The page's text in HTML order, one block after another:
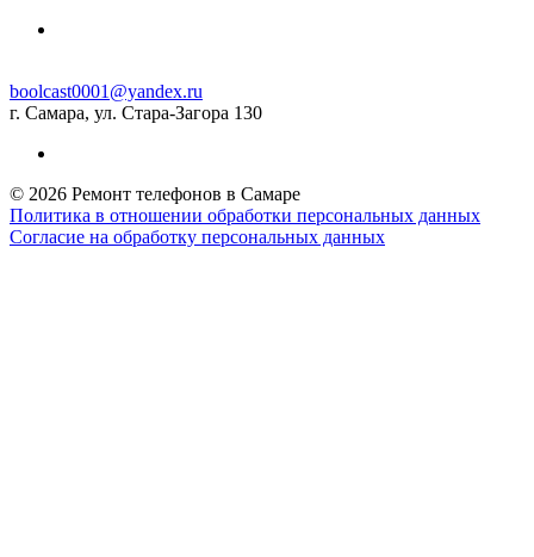
boolcast0001@yandex.ru
г. Самара, ул. Стара-Загора 130
© 2026 Ремонт телефонов в Самаре
Политика в отношении обработки персональных данных
Согласие на обработку персональных данных